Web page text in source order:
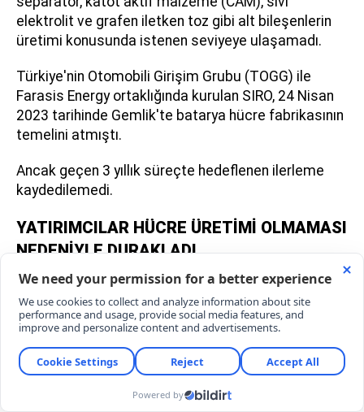
elektrolit ve grafen iletken toz gibi alt bileşenlerin
üretimi konusunda istenen seviyeye ulaşamadı.
Türkiye'nin Otomobili Girişim Grubu (TOGG) ile
Farasis Energy ortaklığında kurulan SIRO, 24 Nisan
2023 tarihinde Gemlik'te batarya hücre fabrikasının
temelini atmıştı.
Ancak geçen 3 yıllık süreçte hedeflenen ilerleme
kaydedilemedi.
YATIRIMCILAR HÜCRE ÜRETİMİ OLMAMASI
NEDENİYLE DURAKLADI
TOGG, 2026 yılında Çinli batarya üreticisi CATL ile
'Bedrock' batarya merkezli şasi mimarisi için
anlaşma imzaladı.
Termal yönetim, mekanik yapı ve BMS yazılımını
tamamen CATL teknolojisine bağlayan bu adım,
batarya paketine bağlı daha fazla parçanın ithal